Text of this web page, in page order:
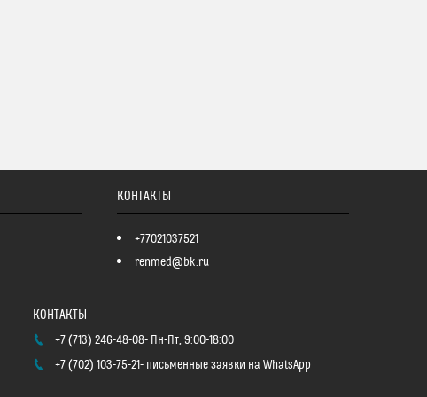
КОНТАКТЫ
+77021037521
renmed@bk.ru
+7 (713) 246-48-08 Пн-Пт, 9:00-18:00
+7 (702) 103-75-21 письменные заявки на WhatsApp